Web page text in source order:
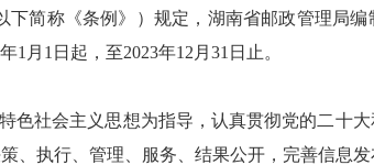
简称《条例》）规定，湖南省邮政管理局
月1日起，至2023年12月31日止。
色社会主义思想为指导，认真贯彻党的二十
、执行、管理、服务、结果公开，完善信息